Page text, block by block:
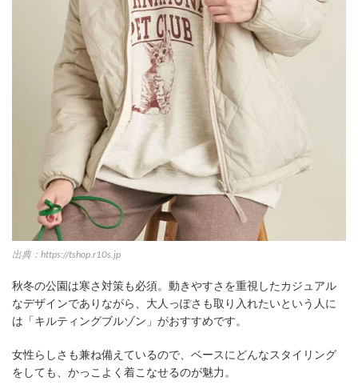
出典：https://tshop.r10s.jp
秋冬の公園は寒さ対策も必須。動きやすさを重視したカジュアル
なデザインでありながら、大人っぽさも取り入れたいという人に
は「キルティングブルゾン」がおすすめです。
女性らしさも兼ね備えているので、ベースにどんなスタイリング
をしても、かっこよく着こなせるのが魅力。